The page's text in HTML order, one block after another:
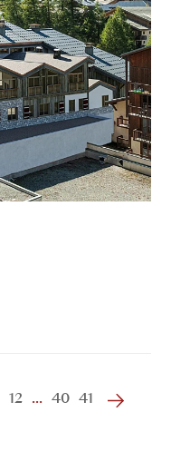
12 ... 40 41